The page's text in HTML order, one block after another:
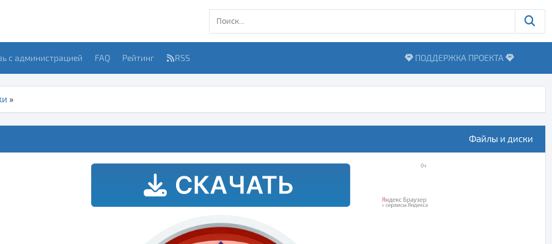
ПОДДЕРЖКА ПРОЕКТА
с администрацией FAQ Рейтинг RSS
»
Файлы и диски